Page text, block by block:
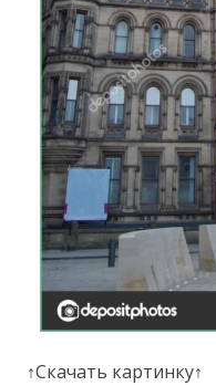
↑Скачать картинку↑